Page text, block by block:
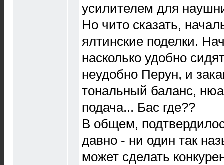
усилителем для
Но чито сказать,
ялтинские поделки.
насколько удобно
неудобно Перун, и
тональный баланс,
подача... Бас где??
В общем,
давно - ни один так
может сделать